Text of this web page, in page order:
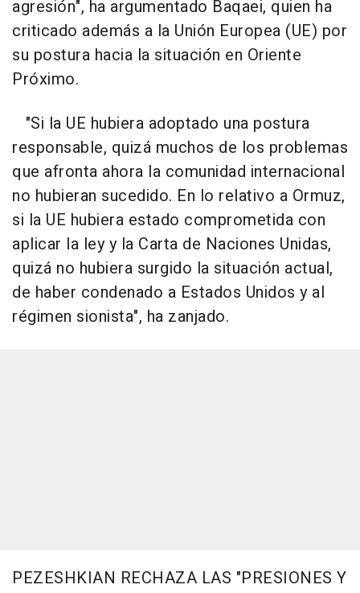
agresión", ha argumentado Baqaei, quien ha
criticado además a la Unión Europea (UE) por
su postura hacia la situación en Oriente
Próximo.
"Si la UE hubiera adoptado una postura
responsable, quizá muchos de los problemas
que afronta ahora la comunidad internacional
no hubieran sucedido. En lo relativo a Ormuz,
si la UE hubiera estado comprometida con
aplicar la ley y la Carta de Naciones Unidas,
quizá no hubiera surgido la situación actual,
de haber condenado a Estados Unidos y al
régimen sionista", ha zanjado.
PEZESHKIAN RECHAZA LAS "PRESIONES Y